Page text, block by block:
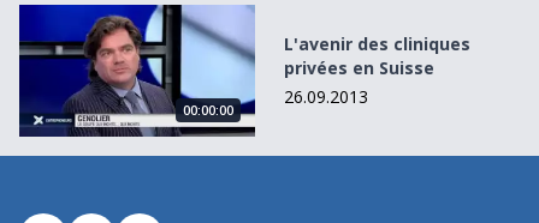
L&#039;avenir des cliniques privées en Suisse
00:00:00
L'avenir des cliniques
privées en Suisse
26.09.2013